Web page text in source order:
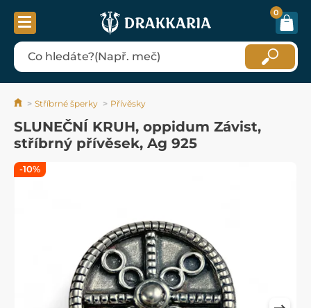
0
Stříbrné šperky Přívěsky
SLUNEČNÍ KRUH, oppidum Závist,
stříbrný přívěsek, Ag 925
-10%